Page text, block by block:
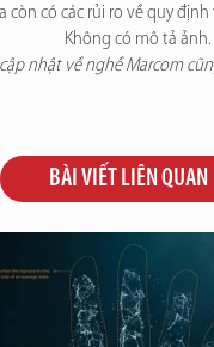
có các rủi ro về quy
nhật về nghề Marcom
BÀI VIẾT LIÊN QUAN